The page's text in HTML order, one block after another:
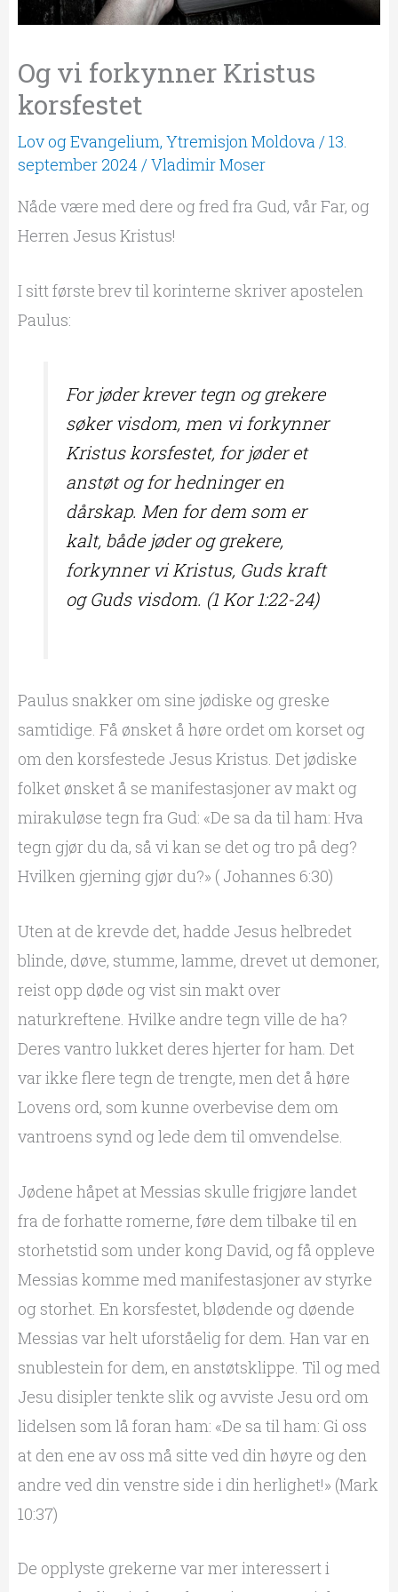
Og vi forkynner Kristus
korsfestet
Lov og Evangelium, Ytremisjon Moldova/13.
september 2024 /Vladimir Moser
Nåde være med dere og fred fra Gud, vår Far, og
Herren Jesus Kristus!
I sitt første brev til korinterne skriver apostelen
Paulus:
For jøder krever tegn og grekere
søker visdom, men vi forkynner
Kristus korsfestet, for jøder et
anstøt og for hedninger en
dårskap. Men for dem som er
kalt, både jøder og grekere,
forkynner vi Kristus, Guds kraft
og Guds visdom. (1 Kor 1:22-24)
Paulus snakker om sine jødiske og greske
samtidige. Få ønsket å høre ordet om korset og
om den korsfestede Jesus Kristus. Det jødiske
folket ønsket å se manifestasjoner av makt og
mirakuløse tegn fra Gud: «De sa da til ham: Hva
tegn gjør du da, så vi kan se det og tro på deg?
Hvilken gjerning gjør du?» ( Johannes 6:30)
Uten at de krevde det, hadde Jesus helbredet
blinde, døve, stumme, lamme, drevet ut demoner,
reist opp døde og vist sin makt over
naturkreftene. Hvilke andre tegn ville de ha?
Deres vantro lukket deres hjerter for ham. Det
var ikke flere tegn de trengte, men det å høre
Lovens ord, som kunne overbevise dem om
vantroens synd og lede dem til omvendelse.
Jødene håpet at Messias skulle frigjøre landet
fra de forhatte romerne, føre dem tilbake til en
storhetstid som under kong David, og få oppleve
Messias komme med manifestasjoner av styrke
og storhet. En korsfestet, blødende og døende
Messias var helt uforståelig for dem. Han var en
snublestein for dem, en anstøtsklippe. Til og med
Jesu disipler tenkte slik og avviste Jesu ord om
lidelsen som lå foran ham: «De sa til ham: Gi oss
at den ene av oss må sitte ved din høyre og den
andre ved din venstre side i din herlighet!» (Mark
10:37)
De opplyste grekerne var mer interessert i